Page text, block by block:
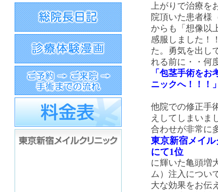
上がりで治療を
院頂いた患者様
からも「想像以
感服しました！
た。勇気を出し
れる前に・・何
「包茎手術を
ニックへ！！！
他院での修正手
えしてしまいま
合わせが非常に
東京新宿メイ
にて1位
に輝いた亀頭増
ム）注入につい
大な効果をお伝